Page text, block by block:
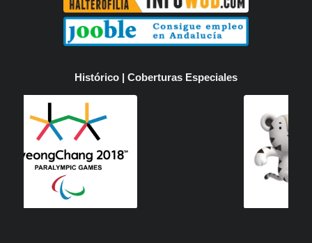
Histórico | Coberturas Especiales